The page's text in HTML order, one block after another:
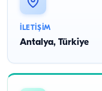
İLETIŞIM
Antalya, Türkiye